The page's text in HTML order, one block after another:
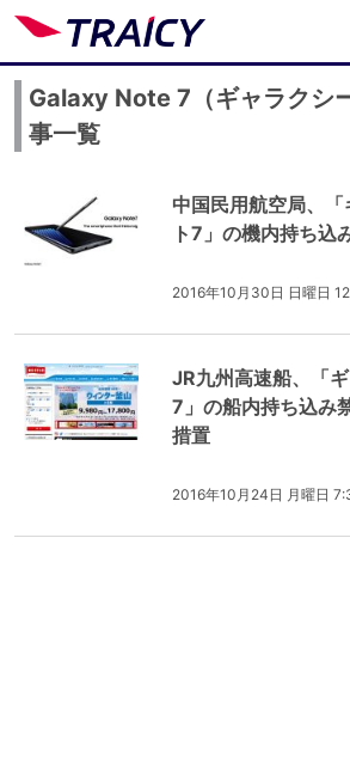
Galaxy Note 7（ギャラクシ
事一覧
中国民用航空局、
ト7」の機内持ち込
2016年10月30日 日曜日
JR九州高速船、「
7」の船内持ち込
措置
2016年10月24日 月曜日